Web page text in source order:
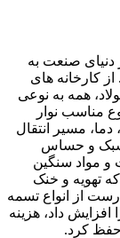
دنیای صنعت به
کارخانه های
همه به نوعی
مناسب نوار
دما، مسیر انتقال
سبک و حساس
و مواد سنگین
تهویه و خنک
از انواع تسمه
افزایش داد، هزینه
حفظ کرد.